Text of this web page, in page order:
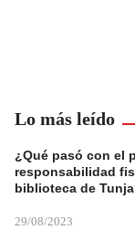
Lo más leído
¿Qué pasó con el
responsabilidad
biblioteca de
29/08/2023